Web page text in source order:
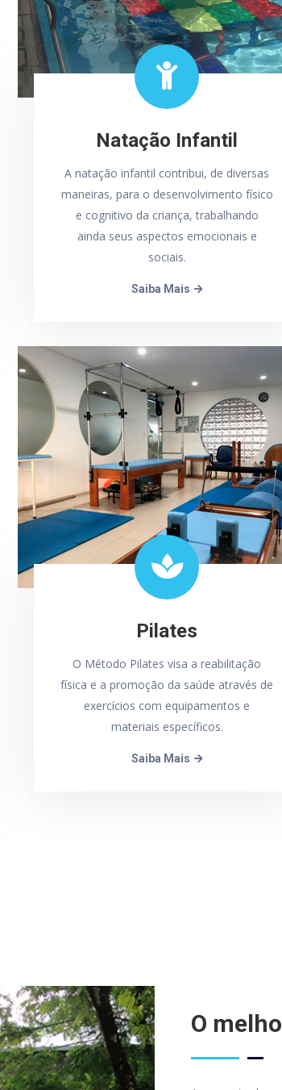
Natação Infantil
A natação infantil contribui, de diversas
maneiras, para o desenvolvimento físico
e cognitivo da criança, trabalhando
ainda seus aspectos emocionais e
sociais.
Saiba Mais
Pilates
O Método Pilates visa a reabilitação
física e a promoção da saúde através de
exercícios com equipamentos e
materiais específicos.
Saiba Mais
O